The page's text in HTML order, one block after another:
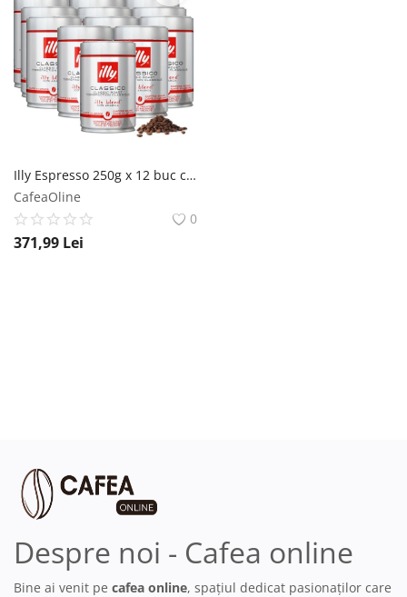
Illy Espresso 250g x 12 buc cafea boabe profesionala Illy
CafeaOline
0
371,99 Lei
Despre noi - Cafea online
Bine ai venit pe cafea online, spațiul dedicat pasionaților care